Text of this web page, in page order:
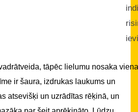
tāpēc lielumu nosaka
ir šaura, izdrukas laukums un
atsevišķi un uzrādītas rēķinā, un